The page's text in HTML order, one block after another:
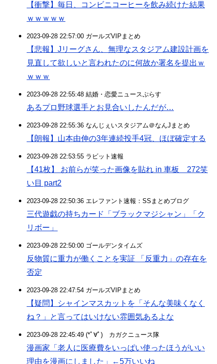
【衝撃】毎日、コンビニコーヒーを飲み続けた結果
ｗｗｗｗｗ
2023-09-28 22:57:00 ガールズVIPまとめ
【悲報】Jリーグさん、無理なスタジアム建設計画を
見直して欲しいと言われたのに何故か署名を提出ｗ
ｗｗｗ
2023-09-28 22:55:48 結婚・恋愛ニュースぷらす
あるプロ野球選手とお見合いしたんだが…
2023-09-28 22:55:36 なんじぇいスタジアム＠なんJまとめ
【朗報】山本由伸の3年連続投手4冠、ほぼ確定する
2023-09-28 22:53:55 ラビット速報
【41枚】 お前らが笑った画像を貼れ in 車板 272笑
い目 part2
2023-09-28 22:50:36 エレファント速報：SSまとめブログ
三代遊戯の持ちカード「ブラックマジシャン」「ク
リボー」
2023-09-28 22:50:00 ゴールデンタイムズ
反物質に重力が働くことを実証 「反重力」の存在を
否定
2023-09-28 22:47:54 ガールズVIPまとめ
【疑問】シャインマスカットを「そんな美味くなく
ね？」と言ってはいけない雰囲気あるよな
2023-09-28 22:45:49 (*ﾟ∀ﾟ)ゞカガクニュース隊
漫画家「老人に医療費をいっぱい使ったほうがいい
理由を漫画にしました」←5万いいね